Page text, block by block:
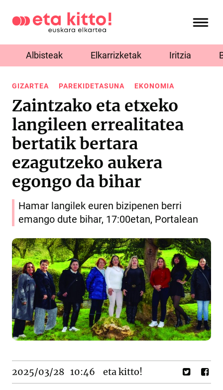
Albisteak Elkarrizketak Iritzia
GIZARTEA PAREKIDETASUNA EKONOMIA
Zaintzako eta etxeko
langileen errealitatea
bertatik bertara
ezagutzeko aukera
egongo da bihar
Hamar langilek euren bizipenen berri
emango dute bihar, 17:00etan, Portalean
2025/03/28 10:46 eta kitto!